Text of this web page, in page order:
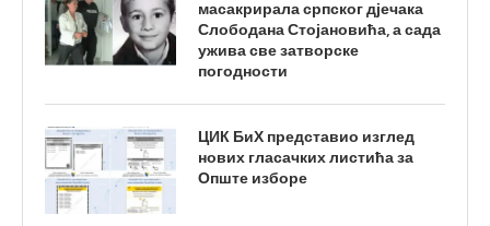
масакрирала српског дјечака
Слободана Стојановића, а сада
ужива све затворске
погодности
ЦИК БиХ представио изглед
нових гласачких листића за
Опште изборе